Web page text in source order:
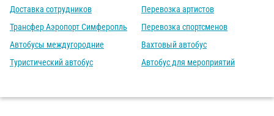
Доставка сотрудников
Трансфер Аэропорт Симферопль
Автобусы междугородние
Туристический автобус
Перевозка артистов
Перевозка спортсменов
Вахтовый автобус
Автобус для мероприятий